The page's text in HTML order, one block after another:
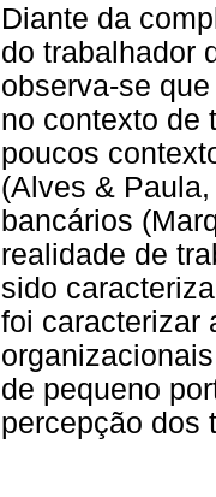
Diante da
do trabalhador
observa-se
no contexto de
poucos
(Alves &
bancários
realidade de
sido
foi caracterizar
de pequeno
percepção dos